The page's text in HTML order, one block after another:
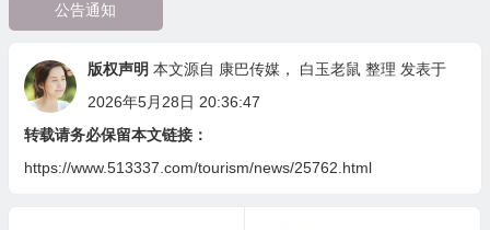
公告通知
版权声明 本文源自 康巴传媒， 白玉老鼠 整理 发表于
2026年5月28日 20:36:47
转载请务必保留本文链接：
https://www.513337.com/tourism/news/25762.html